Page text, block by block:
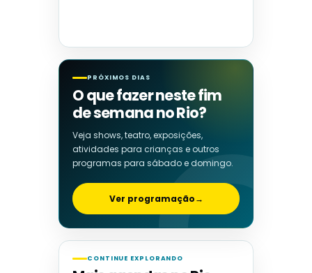
PRÓXIMOS DIAS
O que fazer neste fim
de semana no Rio?
Veja shows, teatro, exposições,
atividades para crianças e outros
programas para sábado e domingo.
Ver programação→
CONTINUE EXPLORANDO